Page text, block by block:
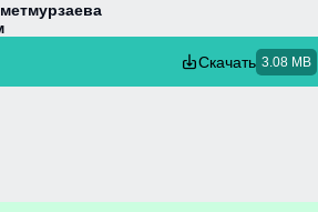
Скачать 3.08 MB